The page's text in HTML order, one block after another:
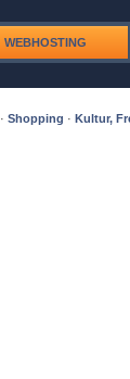
WEBHOSTING
· Shopping · Kultur,